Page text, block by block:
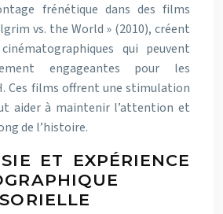
frénétique dans des films
vs. the World » (2010), créent
qui peuvent
engageantes pour les
Ces films offrent une stimulation
aider à maintenir l’attention et
de l’histoire.
ET EXPÉRIENCE